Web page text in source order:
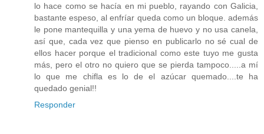
lo hace como se hacía en mi pueblo, rayando con Galicia,
bastante espeso, al enfríar queda como un bloque. además
le pone mantequilla y una yema de huevo y no usa canela,
así que, cada vez que pienso en publicarlo no sé cual de
ellos hacer porque el tradicional como este tuyo me gusta
más, pero el otro no quiero que se pierda tampoco.....a mí
lo que me chifla es lo de el azúcar quemado....te ha
quedado genial!!
Responder